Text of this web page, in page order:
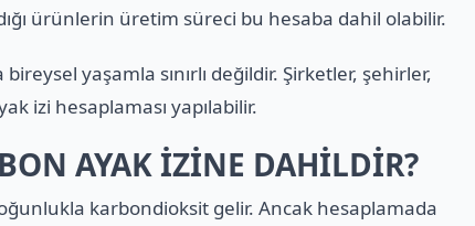
ürünlerin üretim süreci bu hesaba dahil olabilir.
yaşamla sınırlı değildir. Şirketler, şehirler,
izi hesaplaması yapılabilir.
AYAK İZİNE DAHİLDİR?
karbondioksit gelir. Ancak hesaplamada